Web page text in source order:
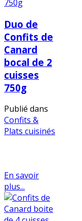
Duo de
Confits de
Canard
bocal de 2
cuisses
750g
Publié dans
Confits &
Plats cuisinés
En savoir
plus...